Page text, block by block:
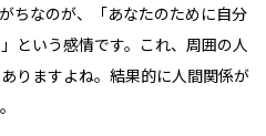
ちなのが、「あなたのために自分
という感情です。これ、周囲の人
りますよね。結果的に人間関係が